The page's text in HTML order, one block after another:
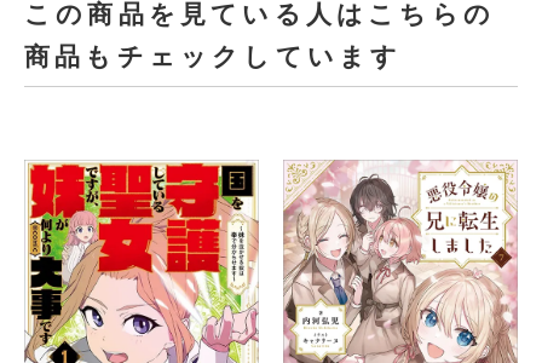
この商品を見ている人はこちらの
商品もチェックしています